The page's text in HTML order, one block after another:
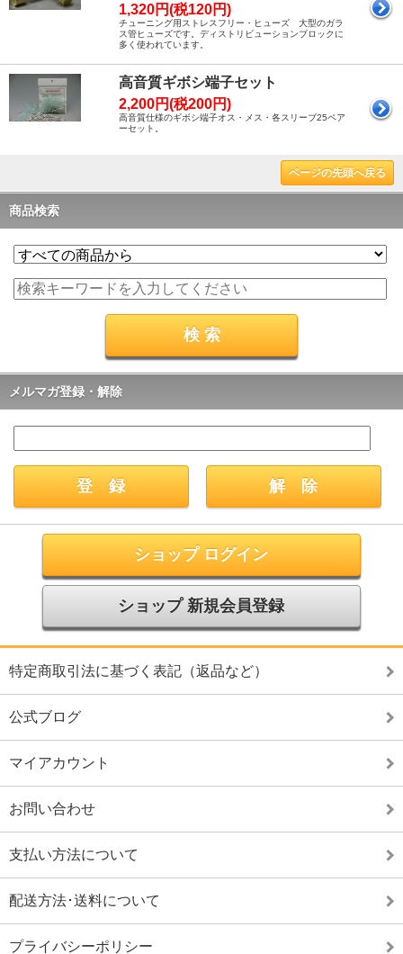
1,320円(税120円)
チューニング用ストレスフリー・ヒューズ 大型のガラ
ス管ヒューズです。ディストリビューションブロックに
多く使われています。
高音質ギボシ端子セット
2,200円(税200円)
高音質仕様のギボシ端子オス・メス・各スリーブ25ペア
ーセット。
ページの先頭へ戻る
商品検索
メルマガ登録・解除
ショップ ログイン
ショップ 新規会員登録
特定商取引法に基づく表記（返品など）
公式ブログ
マイアカウント
お問い合わせ
支払い方法について
配送方法･送料について
プライバシーポリシー